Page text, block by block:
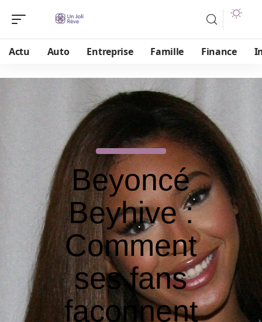
Actu Auto Entreprise Famille Finance
Beyoncé
Beyhive :
Comment
ses fans
façonnent